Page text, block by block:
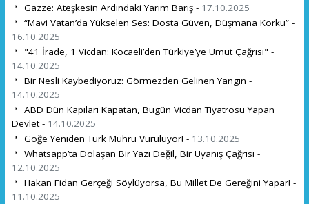
Gazze: Ateşkesin Ardındaki Yarım Barış - 17.10.2025
“Mavi Vatan’da Yükselen Ses: Dosta Güven, Düşmana Korku” -
16.10.2025
"41 İrade, 1 Vicdan: Kocaeli’den Türkiye’ye Umut Çağrısı" -
14.10.2025
Bir Nesli Kaybediyoruz: Görmezden Gelinen Yangın -
14.10.2025
ABD Dün Kapıları Kapatan, Bugün Vicdan Tiyatrosu Yapan
Devlet - 14.10.2025
Göğe Yeniden Türk Mührü Vuruluyor! - 13.10.2025
Whatsapp’ta Dolaşan Bir Yazı Değil, Bir Uyanış Çağrısı -
12.10.2025
Hakan Fidan Gerçeği Söylüyorsa, Bu Millet De Gereğini Yapar! -
11.10.2025